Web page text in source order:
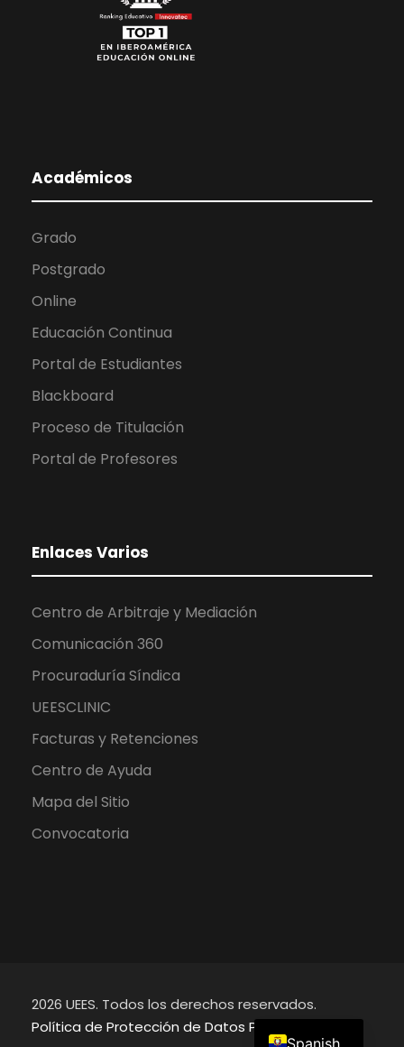
Académicos
Grado
Postgrado
Online
Educación Continua
Portal de Estudiantes
Blackboard
Proceso de Titulación
Portal de Profesores
Enlaces Varios
Centro de Arbitraje y Mediación
Comunicación 360
Procuraduría Síndica
UEESCLINIC
Facturas y Retenciones
Centro de Ayuda
Mapa del Sitio
Convocatoria
2026 UEES. Todos los derechos reservados.
Política de Protección de Datos Personales
Spanish
English